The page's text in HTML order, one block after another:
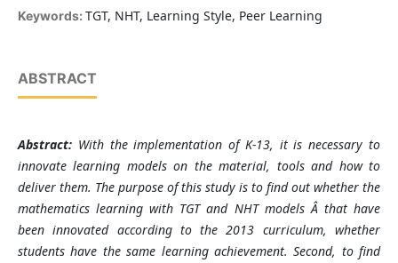
Keywords: TGT, NHT, Learning Style, Peer Learning
ABSTRACT
Abstract: With the implementation of K-13, it is necessary to
innovate learning models on the material, tools and how to
deliver them. The purpose of this study is to find out whether the
mathematics learning with TGT and NHT models Â that have
been innovated according to the 2013 curriculum,whether
students have the same learning achievement. Second, to find